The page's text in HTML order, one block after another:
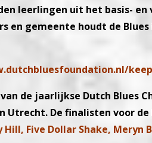
leerlingen uit het basis-
en gemeente houdt de
de jaarlijkse Dutch Blues
De finalisten voor de
Hill, Five Dollar Shake, Meryn